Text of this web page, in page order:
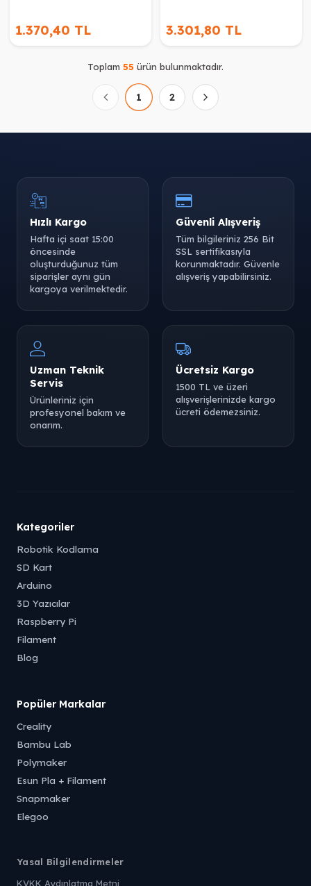
1.370,40 TL 3.301,80 TL
Toplam 55 ürün bulunmaktadır.
1 2
Hızlı Kargo
Hafta içi saat 15:00
öncesinde
oluşturduğunuz tüm
siparişler aynı gün
kargoya verilmektedir.
Güvenli Alışveriş
Tüm bilgileriniz 256 Bit
SSL sertifikasıyla
korunmaktadır. Güvenle
alışveriş yapabilirsiniz.
Uzman Teknik
Servis
Ürünleriniz için
profesyonel bakım ve
onarım.
Ücretsiz Kargo
1500 TL ve üzeri
alışverişlerinizde kargo
ücreti ödemezsiniz.
Kategoriler
Robotik Kodlama
SD Kart
Arduino
3D Yazıcılar
Raspberry Pi
Filament
Blog
Popüler Markalar
Creality
Bambu Lab
Polymaker
Esun Pla + Filament
Snapmaker
Elegoo
Yasal Bilgilendirmeler
KVKK Aydınlatma Metni